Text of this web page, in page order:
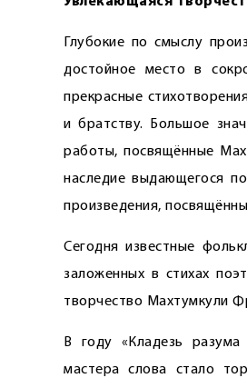
Глубокие по смыслу
достойное место в
прекрасные
и братству. Большое
работы, посвящённые
наследие выдающегося
произведения,
Сегодня известные
заложенных в стихах
творчество Махтумкули
В году «Кладезь
мастера слова стало